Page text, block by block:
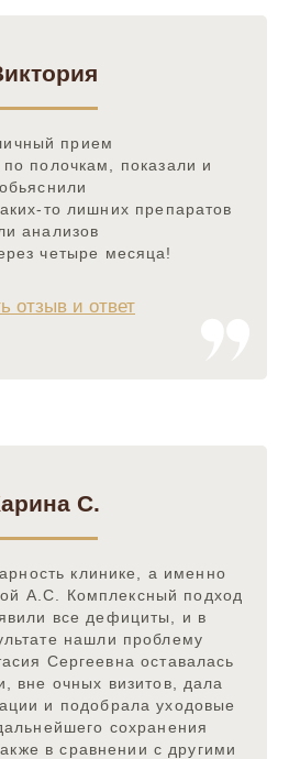
прием
полочкам, показали и
обьяснили
то лишних препаратов
анализов
четыре месяца!
отзыв и ответ
С.
клинике, а именно
А.С. Комплексный подход
все дефициты, и в
нашли проблему
Сергеевна оставалась
вне очных визитов, дала
и подобрала уходовые
сохранения
в сравнении с другими